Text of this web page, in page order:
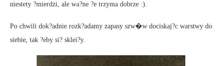
niestety ?mierdzi, ale wa?ne ?e trzyma dobrze :).
Po chwili dok?adnie rozk?adamy zapasy szw�w dociskaj?c warstwy do
siebie, tak ?eby si? sklei?y.